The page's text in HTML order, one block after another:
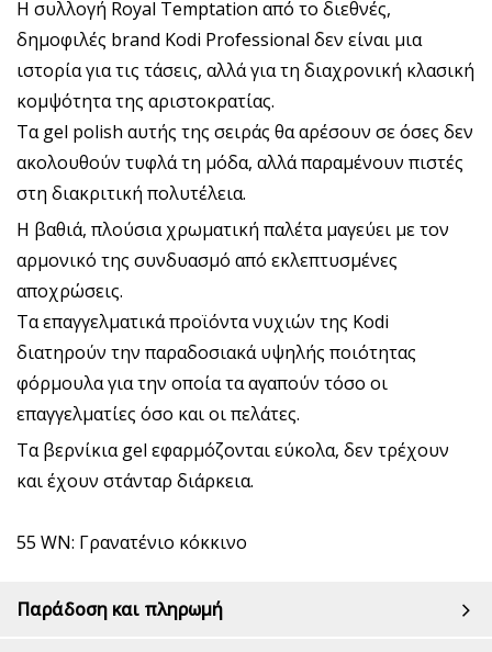
Η συλλογή Royal Temptation από το διεθνές,
δημοφιλές brand Kodi Professional δεν είναι μια
ιστορία για τις τάσεις, αλλά για τη διαχρονική κλασική
κομψότητα της αριστοκρατίας.
Τα gel polish αυτής της σειράς θα αρέσουν σε όσες δεν
ακολουθούν τυφλά τη μόδα, αλλά παραμένουν πιστές
στη διακριτική πολυτέλεια.
Η βαθιά, πλούσια χρωματική παλέτα μαγεύει με τον
αρμονικό της συνδυασμό από εκλεπτυσμένες
αποχρώσεις.
Τα επαγγελματικά προϊόντα νυχιών της Kodi
διατηρούν την παραδοσιακά υψηλής ποιότητας
φόρμουλα για την οποία τα αγαπούν τόσο οι
επαγγελματίες όσο και οι πελάτες.
Τα βερνίκια gel εφαρμόζονται εύκολα, δεν τρέχουν
και έχουν στάνταρ διάρκεια.
55 WN: Γρανατένιο κόκκινο
Παράδοση και πληρωμή